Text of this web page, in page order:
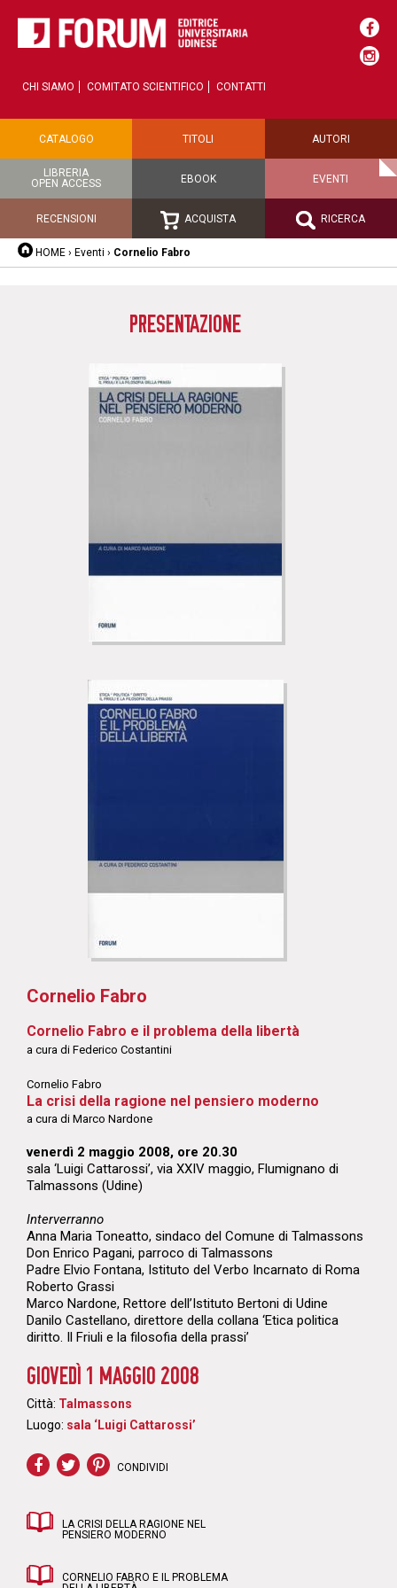
CHI SIAMO COMITATO SCIENTIFICO CONTATTI
CATALOGO TITOLI AUTORI
LIBRERIA
OPEN ACCESS
EBOOK EVENTI
RECENSIONI ACQUISTA RICERCA
HOME › Eventi › Cornelio Fabro
PRESENTAZIONE
Cornelio Fabro
Cornelio Fabro e il problema della libertà
a cura di Federico Costantini
Cornelio Fabro
La crisi della ragione nel pensiero moderno
a cura di Marco Nardone
venerdì 2 maggio 2008, ore 20.30
sala ‘Luigi Cattarossi’, via XXIV maggio, Flumignano di
Talmassons (Udine)
Interverranno
Anna Maria Toneatto, sindaco del Comune di Talmassons
Don Enrico Pagani, parroco di Talmassons
Padre Elvio Fontana, Istituto del Verbo Incarnato di Roma
Roberto Grassi
Marco Nardone, Rettore dell’Istituto Bertoni di Udine
Danilo Castellano, direttore della collana ‘Etica politica
diritto. Il Friuli e la filosofia della prassi’
GIOVEDÌ 1 MAGGIO 2008
Città: Talmassons
Luogo: sala ‘Luigi Cattarossi’
CONDIVIDI
LA CRISI DELLA RAGIONE NEL
PENSIERO MODERNO
CORNELIO FABRO E IL PROBLEMA